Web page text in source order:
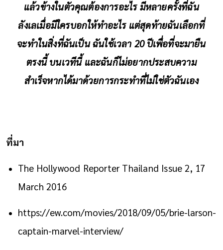
แล้วข้างในตัวคุณต้องการอะไร มีหลายครั้งที่ฉัน
ลังเลเมื่อมีใครบอกให้ทำอะไร แต่สุดท้ายฉันเลือกที่
จะทำในสิ่งที่ฉันเป็น ฉันใช้เวลา 20 ปีเพื่อที่จะมายืน
ตรงนี้ บนเวทีนี้ และฉันก็ไม่อยากประสบความ
สำเร็จหากได้มาด้วยการกระทำที่ไม่ใช่ตัวฉันเอง
ที่มา
The Hollywood Reporter Thailand Issue 2, 17
March 2016
https://ew.com/movies/2018/09/05/brie-larson-
captain-marvel-interview/